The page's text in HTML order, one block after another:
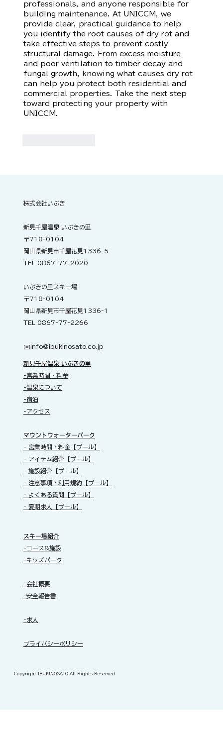
professionals, and anyone responsible for
building maintenance. At UNICCM, we
provide clear, practical guidance to help
you identify the root causes of dry rot and
take effective steps to prevent costly
structural damage. From excess moisture
and poor ventilation to timber decay and
fungal growth, knowing what causes dry rot
can help you protect both residential and
commercial properties. Take the next step
toward protecting your property with
UNICCM.
Copyright IBUKINOSATO All Rights Reserved.
株式会社いぶき
新見千屋温泉 いぶきの里
〒718-0104
岡山県新見市千屋花見1336-5
TEL 0867-77-2020
いぶきの里スキー場
〒718-0104
岡山県新見市千屋花見1336-1
TEL 0867-77-2266
✉️​info@ibukinosato.co.jp
新見千屋温泉 いぶきの里
-営業時間・料金
-温泉について
-宿泊
-アクセス
​マウントウォーターパーク
- 営業時間・料金【プール】
- アイテム紹介【プール】
- 施設紹介【プール】
- 注意事項・利用規約【プール】
- よくある質問【プール】
- 夏期求人【プール】
スキー場紹介
-コース&施設
-キッズパーク
-会社概要
-安全報告書
-求人
​プライバシーポリシー